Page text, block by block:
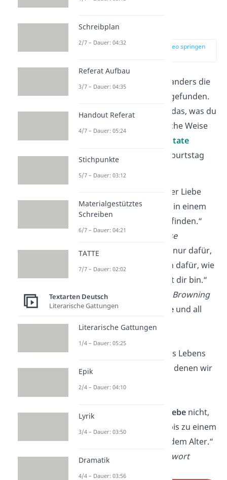
Ehefrau
zur Stelle im Video springen
Manchmal hat jemand anders die
schon gefunden.
Ein schönesZitat
kann das, was du
sagen willst, auf poetische Weise
10 Zitate
passen perfekt zum Geburtstag
der Liebe
besteht darin, Ruhe in einem
anderen Herzen zu finden.“
—Julie de Lespinasse
„Ich liebe dich nicht nur dafür,
wie du bist, sondern dafür, wie
ich bin, wenn ich mit dir bin.“
—Elizabeth Barrett Browning
„Du bist mein
Heuteund all
meine Morgen.“
—
Leo Christopher
„Die Summe unseres Lebens
, in denen wir
lieben.“
Liebenicht,
aber Liebe schützt bis zu einem
gewissen Grad vor dem Alter.“
—Populäres Sprichwort
Schreibplan
2/7 – Dauer: 04:32
Referat Aufbau
3/7 – Dauer: 04:35
Handout Referat
4/7 – Dauer: 05:24
Stichpunkte
5/7 – Dauer: 03:12
Materialgestütztes
Schreiben
6/7 – Dauer: 04:21
TATTE
7/7 – Dauer: 02:02
Textarten Deutsch
Literarische Gattungen
Literarische Gattungen
1/4 – Dauer: 05:25
Epik
2/4 – Dauer: 04:10
Lyrik
3/4 – Dauer: 03:50
Dramatik
4/4 – Dauer: 03:56